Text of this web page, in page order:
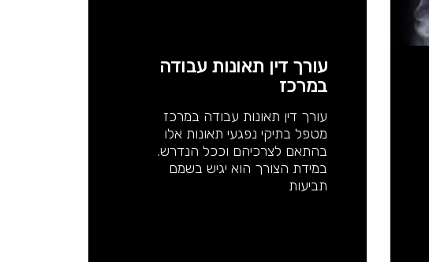
עורך דין תאונות עבודה
במרכז
עורך דין תאונות עבודה במרכז
מטפל בתיקי נפגעי תאונות אלו
בהתאם לצרכיהם וככל הנדרש.
במידת הצורך הוא יגיש בשמם
תביעות